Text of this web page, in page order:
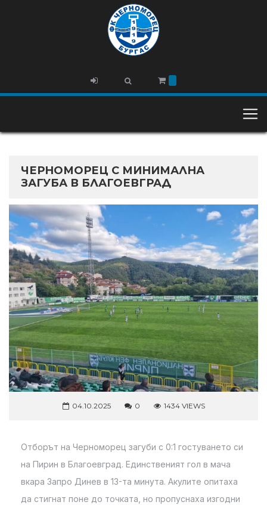
ЧЕРНОМОРЕЦ С МИНИМАЛНА
ЗАГУБА В БЛАГОЕВГРАД
04.10.2025 0 1434 VIEWS
Отборът на Черноморец загуби с 0:1 гостуването си
на Пирин в Благоевград. Единственият гол в мача
вкара Запро Динев в 13-та минута. Акулите опитаха
да стигнат поне до точката, но пропуснаха изгодни